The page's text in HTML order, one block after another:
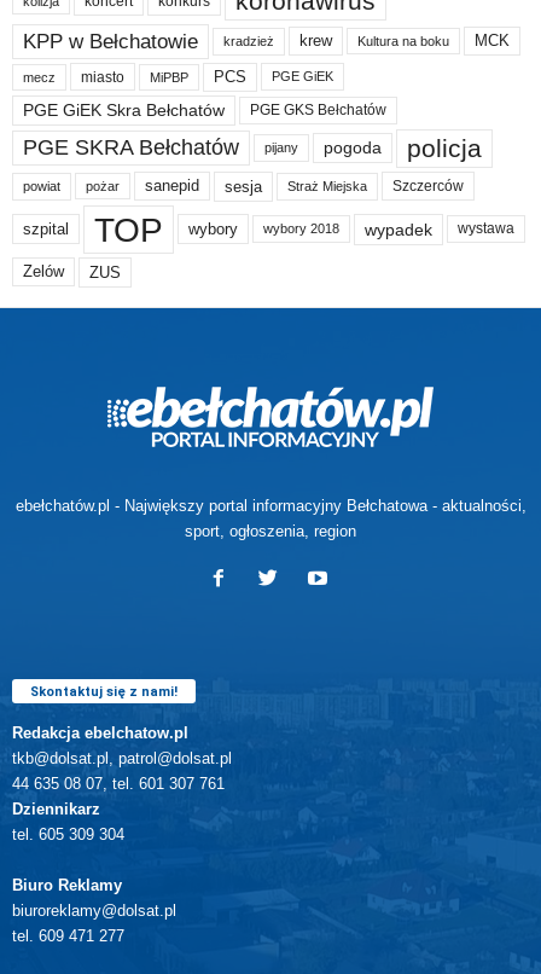
KPP w Bełchatowie kradzież krew Kultura na boku MCK
mecz miasto MiPBP PCS PGE GiEK
PGE GiEK Skra Bełchatów PGE GKS Bełchatów
PGE SKRA Bełchatów pijany pogoda policja
powiat pożar sanepid sesja Straż Miejska Szczerców
szpital TOP wybory wybory 2018 wypadek wystawa
Zelów ZUS
ebełchatów.pl - Największy portal informacyjny Bełchatowa - aktualności,
sport, ogłoszenia, region
Skontaktuj się z nami!
Redakcja ebelchatow.pl
tkb@dolsat.pl, patrol@dolsat.pl
44 635 08 07, tel. 601 307 761
Dziennikarz
tel. 605 309 304
Biuro Reklamy
biuroreklamy@dolsat.pl
tel. 609 471 277